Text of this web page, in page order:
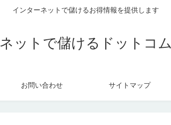
インターネットで儲けるお得情報を提供します
ネットで儲けるドットコム
お問い合わせ サイトマップ